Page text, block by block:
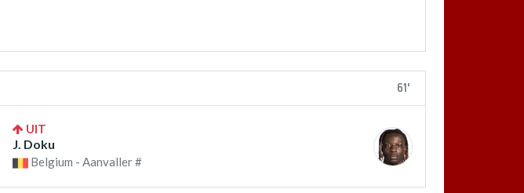
61'
UIT
J. Doku
Belgium - Aanvaller #